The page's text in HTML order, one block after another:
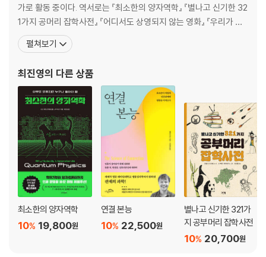
가로 활동 중이다. 역서로는 『최소한의 양자역학』 『별나고 신기한 32
1가지 공머리 잡학사전』 『어디서도 상영되지 않는 영화』 『우리가 미
처 몰랐던 동물의 감정』 『13살을 위한 놀라운 동물사전 321』 등 다수
가 있다. 어린 시절, 수많은 전학과 이사로도 부족해 네덜란드까지 건
한 언어를 사용하는 사람들과 부대끼며 얻은 것은
펼쳐보기
최진영의 다른 상품
최소한의 양자역학
19,800원
10%
연결 본능
22,500원
10%
별나고 신기한 321가
지 공부머리 잡학사전
20,700원
10%